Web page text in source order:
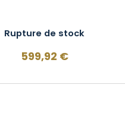
Rupture de stock
599,92 €